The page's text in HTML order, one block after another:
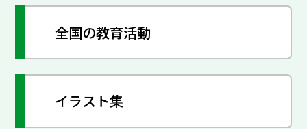
全国の教育活動
イラスト集